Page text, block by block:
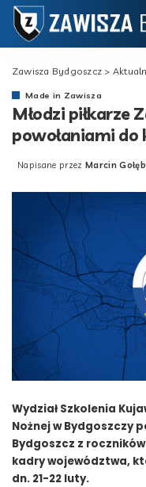
Zawisza Bydgoszcz >
Made in Zawisza
Młodzi piłkarze
powołaniami do
Posted
Napisane przez Marcin
Wydział Szkolenia
Nożnej w Bydgoszczy
Bydgoszcz z
kadry województwa,
dn. 21-22 luty.